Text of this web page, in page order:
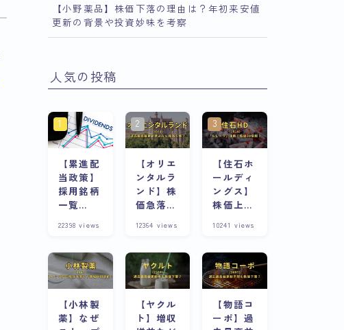
【小野薬品】株価下落の理由は？年初来安値
更新の背景や投資妙味を考察
人気の投稿
【累進配
当政策】
採用銘柄
一覧
新
22398 views
【オリエ
ンタルラ
ンド】株
価急落の
株主優待
銘柄は今
が割安？
12364 views
【住石ホ
ールディ
ングス】
株価上昇
は？スト
発急騰株
の将来性
と合わせ
て考察
10241 views
【小林製
薬】なぜ
【ヤクル
ト】増収
【物語コ
ーポ】過